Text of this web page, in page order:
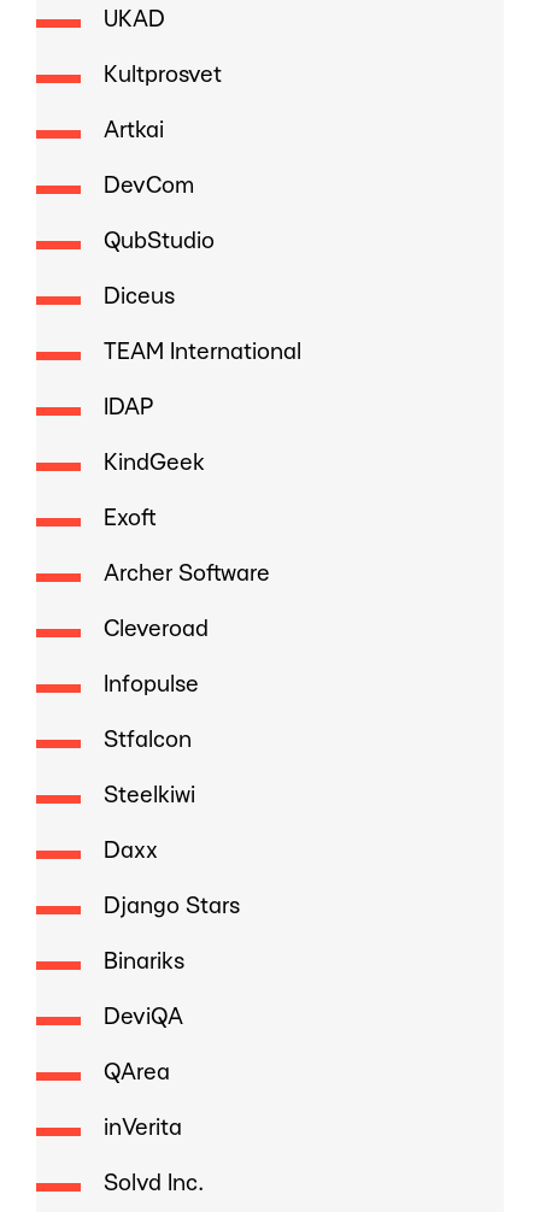
UKAD
Kultprosvet
Artkai
DevCom
QubStudio
Diceus
TEAM International
IDAP
KindGeek
Exoft
Archer Software
Cleveroad
Infopulse
Stfalcon
Steelkiwi
Daxx
Django Stars
Binariks
DeviQA
QArea
inVerita
Solvd Inc.